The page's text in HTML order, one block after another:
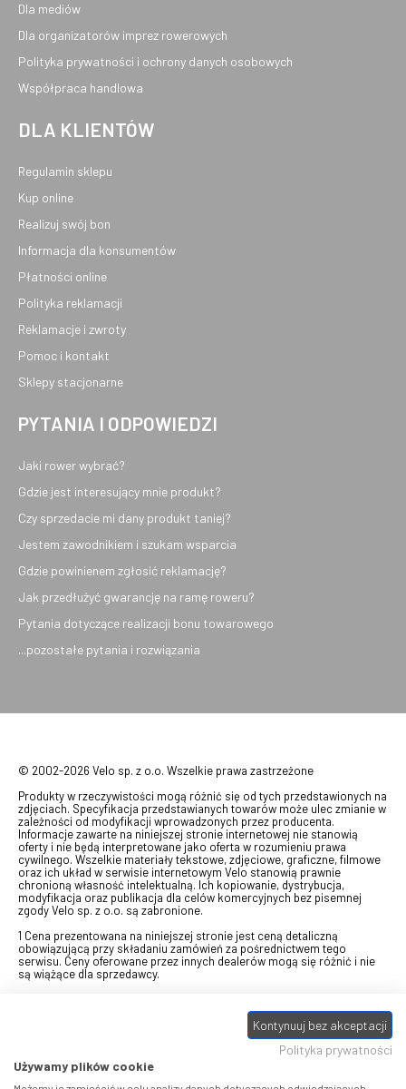
Dla mediów
Dla organizatorów imprez rowerowych
Polityka prywatności i ochrony danych osobowych
Współpraca handlowa
DLA KLIENTÓW
Regulamin sklepu
Kup online
Realizuj swój bon
Informacja dla konsumentów
Płatności online
Polityka reklamacji
Reklamacje i zwroty
Pomoc i kontakt
Sklepy stacjonarne
PYTANIA I ODPOWIEDZI
Jaki rower wybrać?
Gdzie jest interesujący mnie produkt?
Czy sprzedacie mi dany produkt taniej?
Jestem zawodnikiem i szukam wsparcia
Gdzie powinienem zgłosić reklamację?
Jak przedłużyć gwarancję na ramę roweru?
Pytania dotyczące realizacji bonu towarowego
...pozostałe pytania i rozwiązania
© 2002-2026 Velo sp. z o.o. Wszelkie prawa zastrzeżone
Produkty w rzeczywistości mogą różnić się od tych przedstawionych na
zdjęciach. Specyfikacja przedstawianych towarów może ulec zmianie w
zależności od modyfikacji wprowadzonych przez producenta.
Informacje zawarte na niniejszej stronie internetowej nie stanowią
oferty i nie będą interpretowane jako oferta w rozumieniu prawa
cywilnego. Wszelkie materiały tekstowe, zdjęciowe, graficzne, filmowe
oraz ich układ w serwisie internetowym Velo stanowią prawnie
chronioną własność intelektualną. Ich kopiowanie, dystrybucja,
modyfikacja oraz publikacja dla celów komercyjnych bez pisemnej
zgody Velo sp. z o.o. są zabronione.
1 Cena prezentowana na niniejszej stronie jest ceną detaliczną
obowiązującą przy składaniu zamówień za pośrednictwem tego
serwisu. Ceny oferowane przez innych dealerów mogą się różnić i nie
są wiążące dla sprzedawcy.
swój bon" na towary z oferty VELO, aktualnie dostępnej na stronie
, w ramach sprzedaży premiowej. Dowiedz się jak
stronie promocji. Prezentowana wartość
eBonu uwzględnia fakt wyrażenia - w procesie rejestracji w Panelu
klienta- zgody na otrzymywanie drogą mailową informacji handlowo-
marketingowe, np. newsletter rowerowy. W przypadku braku zgody
Kontynuuj bez akceptacji
Polityka prywatności
Używamy plików cookie